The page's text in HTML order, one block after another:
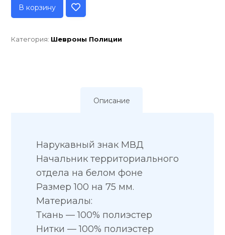
В корзину
Категория: Шевроны Полиции
Описание
Нарукавный знак МВД
Начальник территориального
отдела на белом фоне
Размер 100 на 75 мм.
Материалы:
Ткань — 100% полиэстер
Нитки — 100% полиэстер